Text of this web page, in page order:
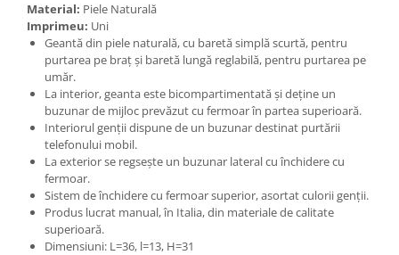
Material: Piele Naturală
Imprimeu: Uni
Geantă din piele naturală, cu baretă simplă scurtă, pentru
purtarea pe braț și baretă lungă reglabilă, pentru purtarea pe
umăr.
La interior, geanta este bicompartimentată și deține un
buzunar de mijloc prevăzut cu fermoar în partea superioară.
Interiorul genții dispune de un buzunar destinat purtării
telefonului mobil.
La exterior se regsește un buzunar lateral cu închidere cu
fermoar.
Sistem de închidere cu fermoar superior, asortat culorii genții.
Produs lucrat manual, în Italia, din materiale de calitate
superioară.
Dimensiuni: L=36, l=13, H=31